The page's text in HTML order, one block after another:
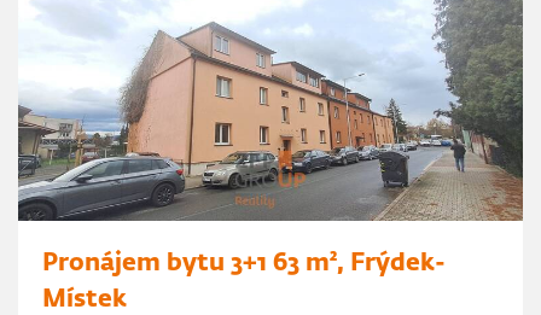
Pronájem bytu 3+1 63 m², Frýdek-
Místek